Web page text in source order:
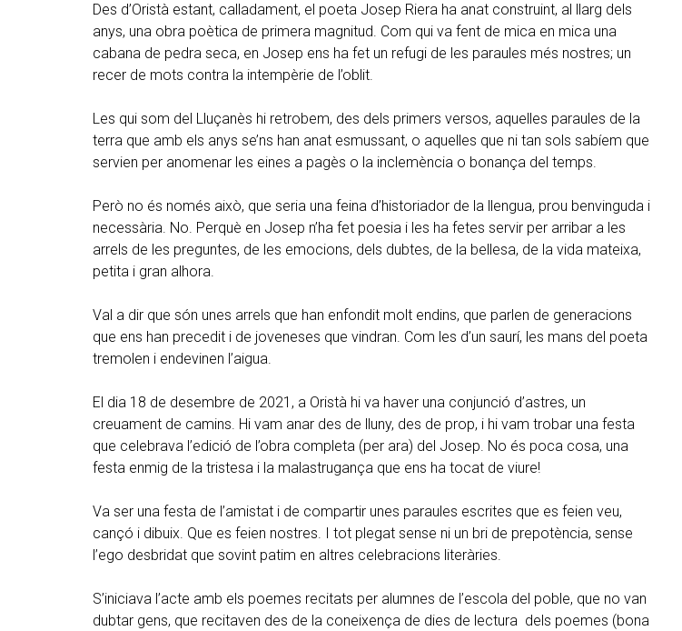
Des d’Oristà estant, calladament, el poeta Josep Riera ha anat construint, al llarg dels
anys, una obra poètica de primera magnitud. Com qui va fent de mica en mica una
cabana de pedra seca, en Josep ens ha fet un refugi de les paraules més nostres; un
recer de mots contra la intempèrie de l’oblit.
Les qui som del Lluçanès hi retrobem, des dels primers versos, aquelles paraules de la
terra que amb els anys se’ns han anat esmussant, o aquelles que ni tan sols sabíem que
servien per anomenar les eines a pagès o la inclemència o bonança del temps.
Però no és només això, que seria una feina d’historiador de la llengua, prou benvinguda i
necessària. No. Perquè en Josep n’ha fet poesia i les ha fetes servir per arribar a les
arrels de les preguntes, de les emocions, dels dubtes, de la bellesa, de la vida mateixa,
petita i gran alhora.
Val a dir que són unes arrels que han enfondit molt endins, que parlen de generacions
que ens han precedit i de joveneses que vindran. Com les d’un saurí, les mans del poeta
tremolen i endevinen l’aigua.
El dia 18 de desembre de 2021, a Oristà hi va haver una conjunció d’astres, un
creuament de camins. Hi vam anar des de lluny, des de prop, i hi vam trobar una festa
que celebrava l’edició de l’obra completa (per ara) del Josep. No és poca cosa, una
festa enmig de la tristesa i la malastrugança que ens ha tocat de viure!
Va ser una festa de l’amistat i de compartir unes paraules escrites que es feien veu,
cançó i dibuix. Que es feien nostres. I tot plegat sense ni un bri de prepotència, sense
l’ego desbridat que sovint patim en altres celebracions literàries.
S’iniciava l’acte amb els poemes recitats per alumnes de l’escola del poble, que no van
dubtar gens, que recitaven des de la coneixença de dies de lectura dels poemes (bona